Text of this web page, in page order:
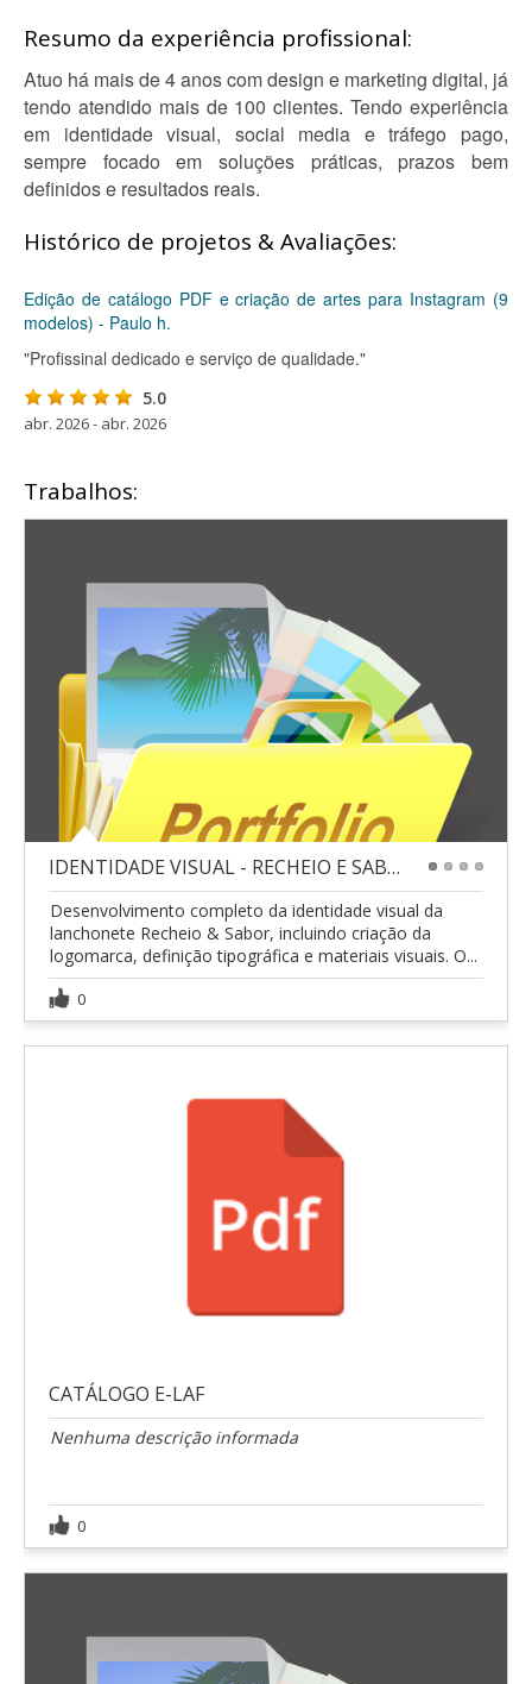
Resumo da experiência profissional:
Atuo há mais de 4 anos com design e marketing digital, já
tendo atendido mais de 100 clientes. Tendo experiência
em identidade visual, social media e tráfego pago,
sempre focado em soluções práticas, prazos bem
definidos e resultados reais.
Histórico de projetos & Avaliações:
Edição de catálogo PDF e criação de artes para Instagram (9
modelos) - Paulo h.
"Profissinal dedicado e serviço de qualidade."
5.0
abr. 2026 - abr. 2026
Trabalhos:
IDENTIDADE VISUAL - RECHEIO E SABOR
Desenvolvimento completo da identidade visual da
lanchonete Recheio & Sabor, incluindo criação da
logomarca, definição tipográfica e materiais visuais. O...
0
CATÁLOGO E-LAF
Nenhuma descrição informada
0